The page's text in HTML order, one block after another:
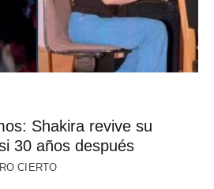
Shakira revive su
30 años después
CIERTO